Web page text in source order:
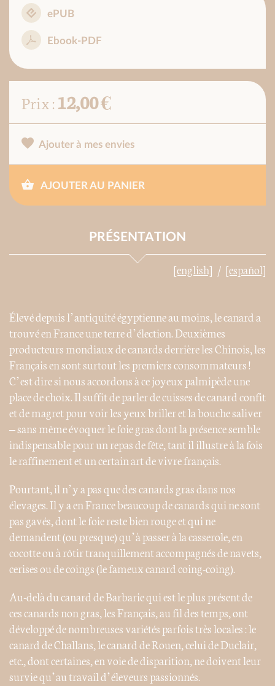
ePUB
Ebook-PDF
Prix :12,00 €
Ajouter à mes envies
AJOUTER AU PANIER
PRÉSENTATION
[english] [español]
Élevé depuis l’antiquité égyptienne au moins, le canard a
trouvé en France une terre d’élection. Deuxièmes
producteurs mondiaux de canards derrière les Chinois, les
Français en sont surtout les premiers consommateurs !
C’est dire si nous accordons à ce joyeux palmipède une
place de choix. Il suffit de parler de cuisses de canard confit
et de magret pour voir les yeux briller et la bouche saliver
– sans même évoquer le foie gras dont la présence semble
indispensable pour un repas de fête, tant il illustre à la fois
le raffinement et un certain art de vivre français.
Pourtant, il n’y a pas que des canards gras dans nos
élevages. Il y a en France beaucoup de canards qui ne sont
pas gavés, dont le foie reste bien rouge et qui ne
demandent (ou presque) qu’à passer à la casserole, en
cocotte ou à rôtir tranquillement accompagnés de navets,
cerises ou de coings (le fameux canard coing-coing).
Au-delà du canard de Barbarie qui est le plus présent de
ces canards non gras, les Français, au fil des temps, ont
développé de nombreuses variétés parfois très locales : le
canard de Challans, le canard de Rouen, celui de Duclair,
etc., dont certaines, en voie de disparition, ne doivent leur
survie qu’au travail d’éleveurs passionnés.